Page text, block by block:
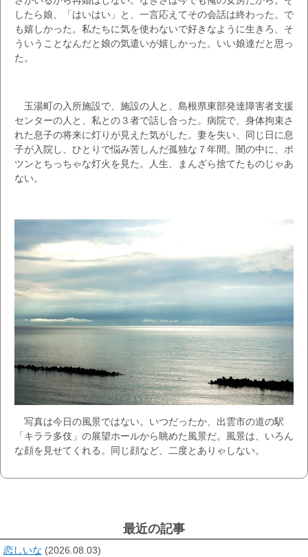
したら娘、「はいはい」と、一言応えてその会話は終わった。で
も嬉しかった。私たちに気を使わないで好きなように生きろ、そ
ういうことなんだと娘の気遣いが嬉しかった。いい娘達だと思っ
た。
玉湯町の入所施設で、施設の人と、島根県東部発達障害者支援
センターの人と、私との３者で話し合った。病院で、身体拘束さ
れた息子の将来に灯りが見えた気がした。妻を失い、同じ日に息
子が入院し、ひとりで悩み苦しんだ孤独な７年間。闇の中に、ポ
ツンとちっちゃな灯火を見た。人生、まんざら捨てたものじゃあ
ない。
写真は今日の風景ではない。いつだったか、出雲市の道の駅
「キララ多伎」の展望ホールから眺めた風景だ。風景は、いろん
な顔を見せてくれる。同じ顔など、二度とありゃしない。
最近の記事
恋しいな (2026.08.03)